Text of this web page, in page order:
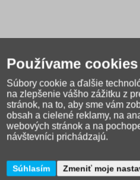
Ako
školskú
nášho
Používame cookies
Súbory cookie a ďalšie
na zlepšenie vášho zážitku z
stránok, na to, aby sme vám
obsah a cielené reklamy, na
webových stránok a na
návštevníci prichádzajú.
Súhlasím Zmeniť moje